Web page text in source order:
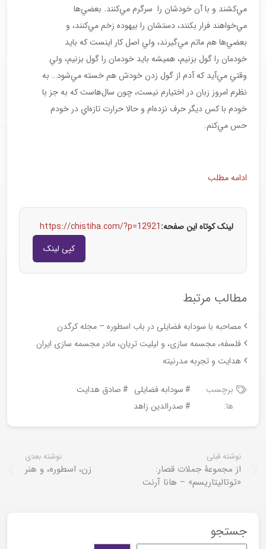
مي‌كشند و با آن خودشان را سرگرم مي‌كنند. بعضي‌ها
مي‌خواهند فرار بكنند، دستشان را بيهوده زخم مي‌كنند، و
بعضي‌ها هم ماتم مي‌گيرند، ولي اصل كار اينست كه بايد
خودمان را گول بزنيم، هميشه بايد خودمان را گول بزنيم، ولي
وقتي مي‌آيد كه آدم از گول زدن خودش هم خسته مي‌شود… به
نظرم امروز زبان در اختيارم نيست، چون سال‌هاست كه به جز با
خودم با كس ديگر حرف نزده‌ام و حالا حرارت تازه‌اي در خودم
حس مي‌كنم.
ادامه مطلب
لینک کوتاه این صفحه:https://chistiha.com/?p=12921
کپی لینک
مطالب مرتبط
مصاحبه با سودابه فضایلی در باب اسطوره – مجله کرگدن
فلسفه، مجسمه سازی، و لیلیت تریان، مادر مجسمه سازی ایران
هدایت و تجربه مدرنیته
برچسب
ها:
سودابه فضایلی
صادق هدایت
صدرالدین زاهد
نوشته قبلی
از مجموعۀ جملات قصار:
«توتالیتاریسم» – هانا آرنت
نوشته بعدی
زن، اسطوره، و هنر
جستجو